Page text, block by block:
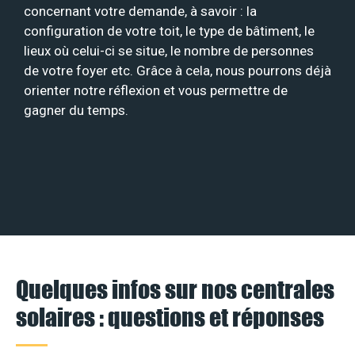
concernant votre demande, à savoir : la
configuration de votre toit, le type de bâtiment, le
lieux où celui-ci se situe, le nombre de personnes
de votre foyer etc. Grâce à cela, nous pourrons déjà
orienter notre réflexion et vous permettre de
gagner du temps.
Quelques infos sur nos centrales
solaires : questions et réponses